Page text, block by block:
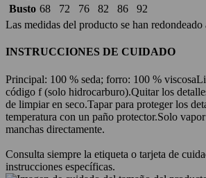
Busto 68 72 76 82 86
92
Las medidas del producto se han
INSTRUCCIONES DE CUIDADO
Principal: 100 % seda; forro: 100 % viscosa
código f (solo hidrocarburo).Quitar los
de limpiar en seco.Tapar para proteger los
temperatura con un paño protector.Solo
manchas directamente.
Consulta siempre la etiqueta o tarjeta de
instrucciones específicas.